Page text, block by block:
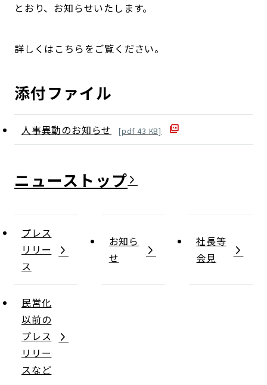
とおり、お知らせいたします。
詳しくはこちらをご覧ください。
添付ファイル
人事異動のお知らせ [pdf 43 KB]
ニュース
プレス
リリー
ス
お知ら
せ
社長等
会見
民営化
以前の
プレス
リリー
スなど